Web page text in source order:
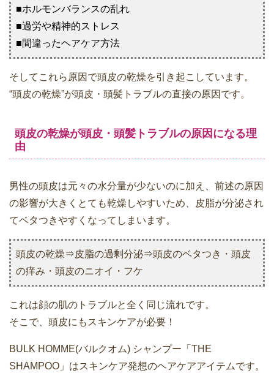
■ホルモンバランスの乱れ
■過労や精神的ストレス
■間違ったヘアケア方法
そしてこれら原因で頭皮の乾燥を引き起こしています。
“頭皮の乾燥”が頭皮・頭髪トラブルの直接の原因です。
頭皮の乾燥が頭皮・頭髪トラブルの原因になる理
由
男性の頭皮は元々の水分量が少ないのに加え、前述の原因
の影響が大きくとても乾燥しやすいため、皮脂が分泌され
てベタつきやすくなってしまいます。
頭皮の乾燥⇒皮脂の過剰分泌⇒頭皮のベタつき・頭皮
の痒み・頭皮のニオイ・フケ
これは顔の肌のトラブルと全く同じ流れです。
そこで、頭皮にもスキンケアが必要！
BULK HOMME(バルクオム) シャンプー「THE
SHAMPOO」はスキンケア発想のヘアケアアイテムです。